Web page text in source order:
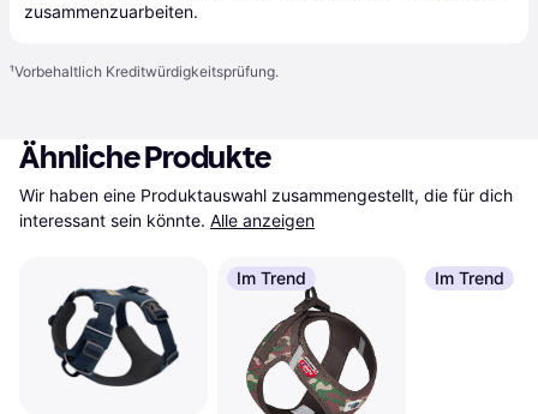
zusammenzuarbeiten.
¹Vorbehaltlich Kreditwürdigkeitsprüfung.
Ähnliche Produkte
Wir haben eine Produktauswahl zusammengestellt, die für dich
interessant sein könnte. Alle anzeigen
Im Trend Im Trend